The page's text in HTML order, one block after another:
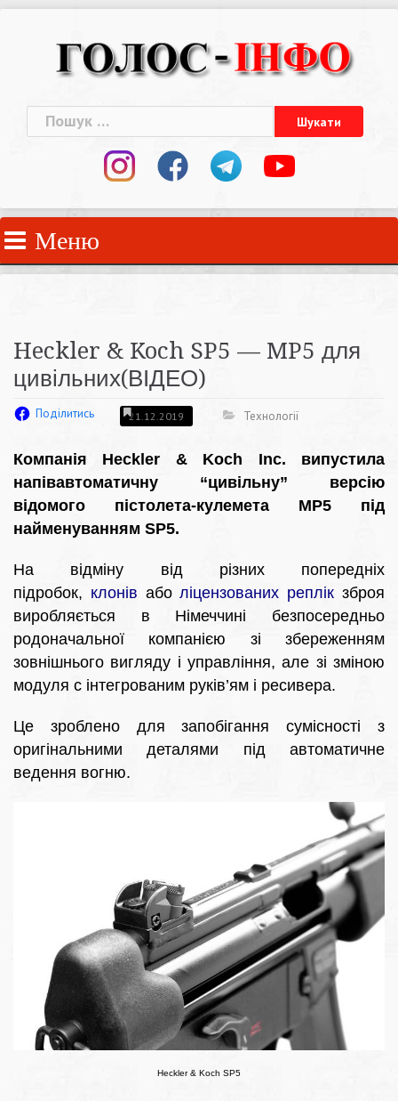
Пошук:
Меню
Heckler & Koch SP5 — MP5 для
цивільних(ВІДЕО)
Поділитись 21.12.2019 Технології
Компанія Heckler & Koch Inc. випустила
напівавтоматичну “цивільну” версію
відомого пістолета-кулемета MP5 під
найменуванням SP5.
На відміну від різних попередніх
підробок, клонів аболіцензованих реплік зброя
виробляється в Німеччині безпосередньо
родоначальної компанією зі збереженням
зовнішнього вигляду і управління, але зі зміною
модуля c інтегрованим руків’ям і ресивера.
Це зроблено для запобігання сумісності з
оригінальними деталями під автоматичне
ведення вогню.
Heckler & Koch SP5